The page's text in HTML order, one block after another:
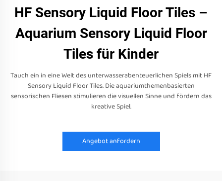
HF Sensory Liquid Floor Tiles –
Aquarium Sensory Liquid Floor
Tiles für Kinder
Tauch ein in eine Welt des unterwasserabenteuerlichen Spiels mit HF
Sensory Liquid Floor Tiles. Die aquariumthemenbasierten
sensorischen Fliesen stimulieren die visuellen Sinne und fördern das
kreative Spiel.
Angebot anfordern